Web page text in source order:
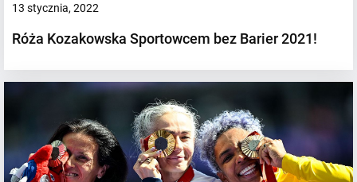
13 stycznia, 2022
Róża Kozakowska Sportowcem bez Barier 2021!